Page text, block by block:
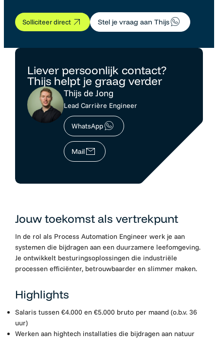
Solliciteer direct Stel je vraag aan Thijs
Liever persoonlijk contact?
Thijs helpt je graag verder
Thijs de Jong
Lead Carrière Engineer
WhatsApp
Mail
Jouw toekomst als vertrekpunt
In de rol als Process Automation Engineer werk je aan
systemen die bijdragen aan een duurzamere leefomgeving.
Je ontwikkelt besturingsoplossingen die industriële
processen efficiënter, betrouwbaarder en slimmer maken.
Highlights
Salaris tussen €4.000 en €5.000 bruto per maand (o.b.v. 36
uur)
Werken aan hightech installaties die bijdragen aan natuur